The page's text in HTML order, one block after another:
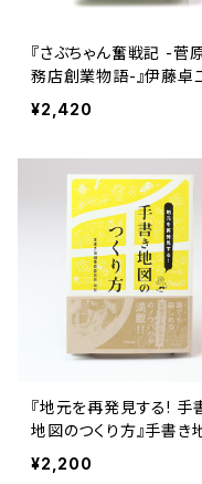
『さぶちゃん奮戦記 -菅
務店創業物語-』伊藤卓
¥2,420
『地元を再発見する! 手
地図のつくり方』手書き
推進委員会
¥2,200